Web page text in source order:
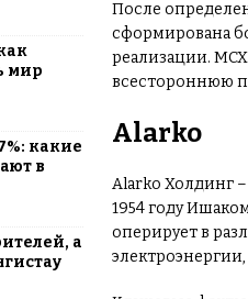
После
сформирована
реализации. МСХ
всестороннюю
Alarko
Alarko Холдинг
1954 году
оперирует в
мир
какие
в
а